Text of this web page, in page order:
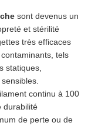
sont devenus un
et stérilité
très efficaces
tels
statiques,
continu à 100
durabilité
de perte ou de